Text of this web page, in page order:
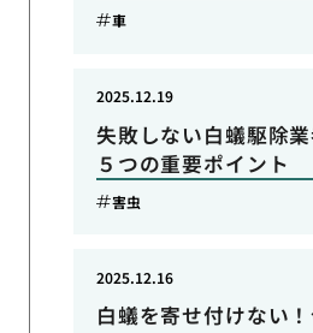
車
失敗しない白蟻駆除業
５つの重要ポイント
2025.12.19
害虫
白蟻を寄せ付けない
2025.12.16